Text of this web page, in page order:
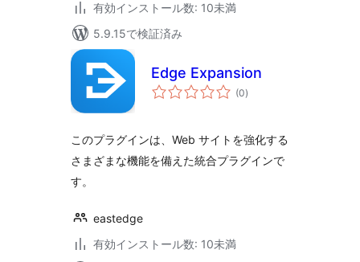
有効インストール数: 10未満
5.9.15で検証済み
Edge Expansion
(0個
の)
このプラグインは、Web サイトを強化する
さまざまな機能を備えた統合プラグインで
す。
eastedge
有効インストール数: 10未満